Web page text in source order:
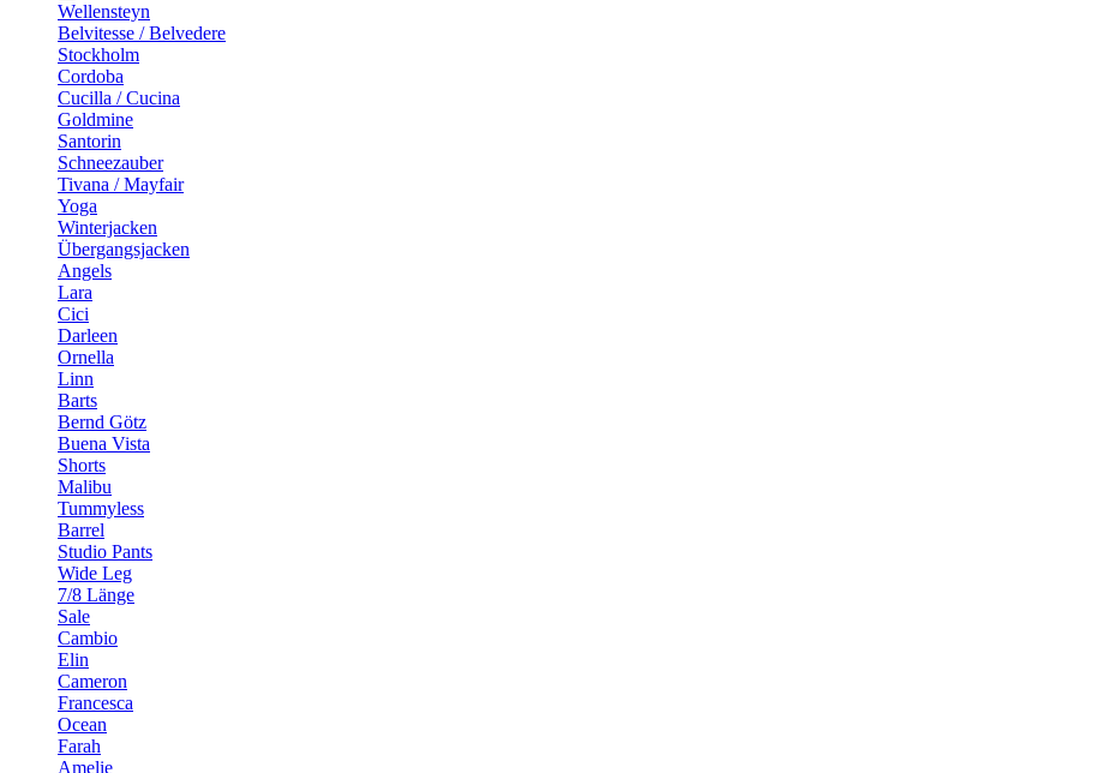
Wellensteyn
Belvitesse / Belvedere
Stockholm
Cordoba
Cucilla / Cucina
Goldmine
Santorin
Schneezauber
Tivana / Mayfair
Yoga
Winterjacken
Übergangsjacken
Angels
Lara
Cici
Darleen
Ornella
Linn
Barts
Bernd Götz
Buena Vista
Shorts
Malibu
Tummyless
Barrel
Studio Pants
Wide Leg
7/8 Länge
Sale
Cambio
Elin
Cameron
Francesca
Ocean
Farah
Amelie